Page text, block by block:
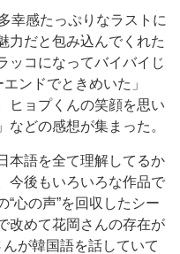
幸感たっぷりなラストに
力だと包み込んでくれた
ッコになってバイバイじ
ンドでときめいた」
ヒョプくんの笑顔を思い
どの感想が集まった。
本語を全て理解してるか
今後もいろいろな作品で
“心の声”を回収したシー
改めて花岡さんの存在が
が韓国語を話していて